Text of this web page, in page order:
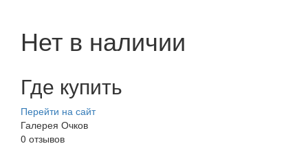
Нет в наличии
Где купить
Перейти на сайт
Галерея Очков
0 отзывов